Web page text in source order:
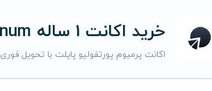
خرید اکانت 1 ساله Platinum پرمیوم پورتفولیو‌ پایلت
اکانت پرمیوم پورتفولیو‌ پایلت با تحویل فوری